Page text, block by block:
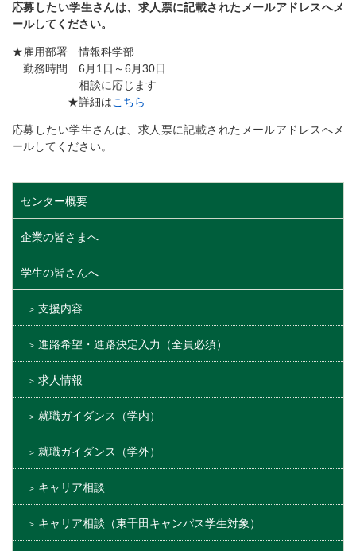
応募したい学生さんは、求人票に記載されたメールアドレスへメ
ールしてください。
★雇用部署 情報科学部
勤務時間 6月1日～6月30日
相談に応じます
★詳細はこちら
応募したい学生さんは、求人票に記載されたメールアドレスへメ
ールしてください。
センター概要
企業の皆さまへ
学生の皆さんへ
支援内容
進路希望・進路決定入力（全員必須）
求人情報
就職ガイダンス（学内）
就職ガイダンス（学外）
キャリア相談
キャリア相談（東千田キャンパス学生対象）